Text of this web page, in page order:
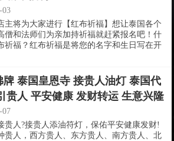
03
主将为大家进行【红布祈福】想让泰国各个
僧和法师们为亲加持祈福就赶紧报名吧！什
祈福？红布祈福是将您的名字和生日写在开
牌 泰国皇恩寺 接贵人油灯 泰国代
贵人 平安健康 发财转运 生意兴隆
07
贵人?接贵人添油符灯，保佑平安健康发财!
贵人，西方贵人、东方贵人、南方贵人、北